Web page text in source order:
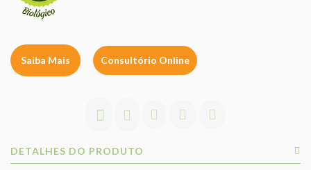
Saiba Mais Consultório Online
DETALHES DO PRODUTO